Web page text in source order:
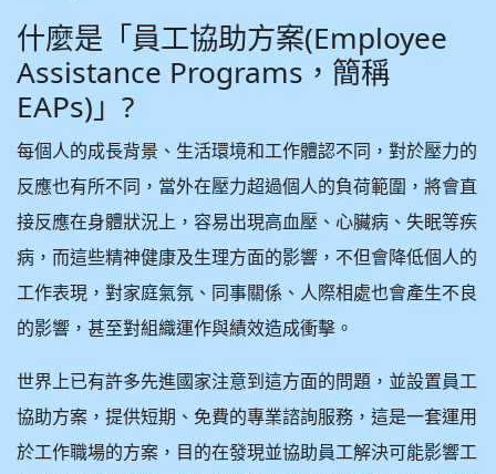
什麼是「員工協助方案(Employee
Assistance Programs，簡稱
EAPs)」?
每個人的成長背景、生活環境和工作體認不同，對於壓力的
反應也有所不同，當外在壓力超過個人的負荷範圍，將會直
接反應在身體狀況上，容易出現高血壓、心臟病、失眠等疾
病，而這些精神健康及生理方面的影響，不但會降低個人的
工作表現，對家庭氣氛、同事關係、人際相處也會產生不良
的影響，甚至對組織運作與績效造成衝擊。
世界上已有許多先進國家注意到這方面的問題，並設置員工
協助方案，提供短期、免費的專業諮詢服務，這是一套運用
於工作職場的方案，目的在發現並協助員工解決可能影響工